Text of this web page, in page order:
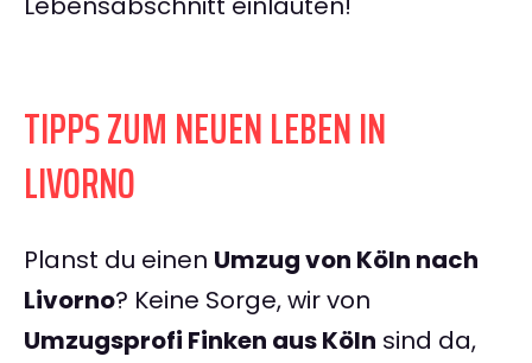
TIPPS ZUM NEUEN LEBEN IN
LIVORNO
Planst du einen Umzug von Köln nach
Livorno? Keine Sorge, wir von
Umzugsprofi Finken aus Köln sind da,